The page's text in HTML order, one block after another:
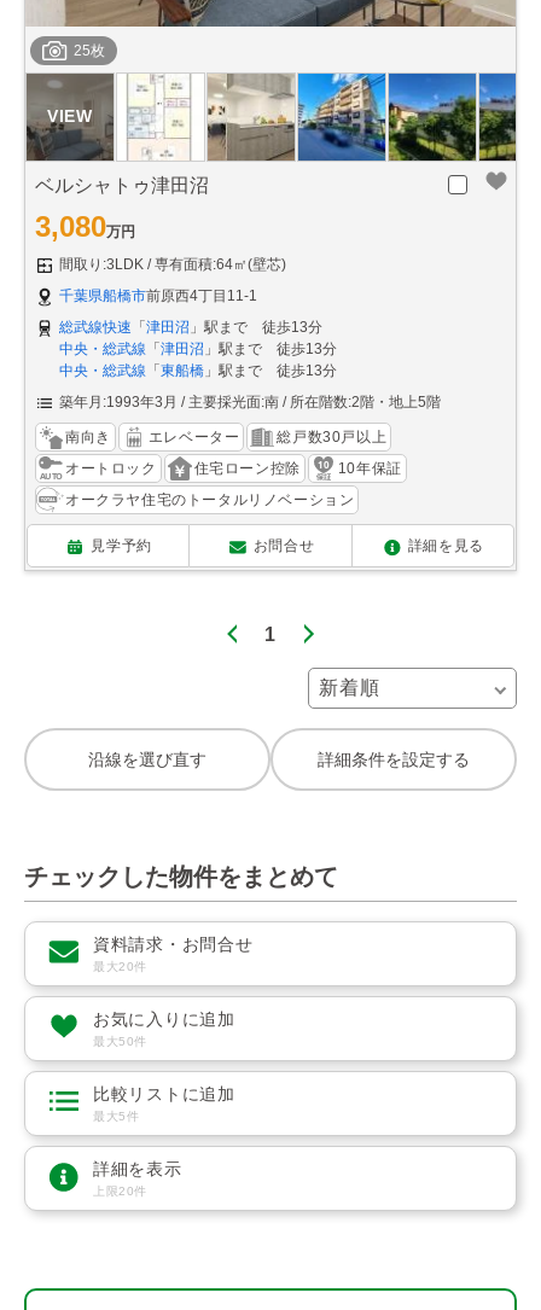
25枚
ベルシャトゥ津田沼
3,080万円
間取り:3LDK
専有面積:64㎡(壁芯)
千葉県船橋市前原西4丁目11-1
総武線快速 「津田沼 」駅まで 徒歩13分
中央・総武線 「津田沼 」駅まで 徒歩13分
中央・総武線 「東船橋 」駅まで 徒歩13分
築年月:1993年3月
主要採光面:南 所在階数:2階・地上5階
南向き エレベーター
総戸数30戸以上
オートロック
住宅ローン控除
10年保証
オークラヤ住宅のトータルリノベーション
見学予約 お問合せ 詳細を見る
1
沿線を選び直す 詳細条件を設定する
チェックした物件をまとめて
資料請求・お問合せ
最大20件
お気に入りに追加
最大50件
比較リストに追加
最大5件
詳細を表示
上限20件